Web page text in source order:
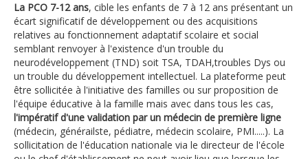
La PCO 7-12 ans, cible les enfants de 7 à 12 ans présentant un
écart significatif de développement ou des acquisitions
relatives au fonctionnement adaptatif scolaire et social
semblant renvoyer à l'existence d'un trouble du
neurodéveloppement (TND) soit TSA, TDAH,troubles Dys ou
un trouble du développement intellectuel. La plateforme peut
être sollicitée à l'initiative des familles ou sur proposition de
l'équipe éducative à la famille mais avec dans tous les cas,
l'impératif d'une validation par un médecin de première ligne
(médecin, générailste, pédiatre, médecin scolaire, PMI.....). La
sollicitation de l'éducation nationale via le directeur de l'école